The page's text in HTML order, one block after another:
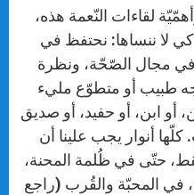
لقاءات النّعمة هذه،
لا ننساها: نحتفظ في
في مجال الصّحّة، ونظرة
طبيب أو متطوّع مليء
أو ابن، أو حفيد، أو صديق
كلّها أنوار يجب علينا أن
حتّى في ظُلمة المحنة،
في المحبّة والقُرب (راجع